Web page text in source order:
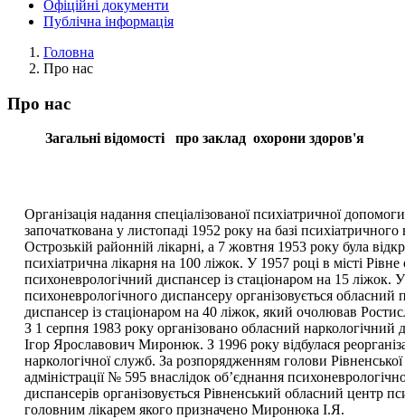
Офіційні документи
Публічна інформація
Головна
Про нас
Про нас
Загальні відомості про заклад охорони здоров'я
Організація надання спеціалізованої психіатричної
започаткована у листопаді 1952 року на базі
Острозькій районній лікарні, а 7 жовтня 1953 року була
психіатрична лікарня на 100 ліжок. У 1957 році в місті Рівне
психоневрологічний диспансер із стаціонаром на 15 ліжок. У
психоневрологічного диспансеру організовується обласний
диспансер із стаціонаром на 40 ліжок, який очолював
З 1 серпня 1983 року організовано обласний
Ігор Ярославович Миронюк. З 1996 року відбулася
наркологічної служб. За розпорядженням голови
адміністрації № 595 внаслідок об’єднання
диспансерів організовується Рівненський обласний центр
головним лікарем якого призначено Миронюка І.Я.